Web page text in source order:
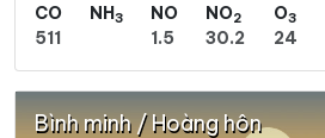
CO
511
NH3
NO
1.5
NO2
30.2
O3
24
Bình minh / Hoàng hôn